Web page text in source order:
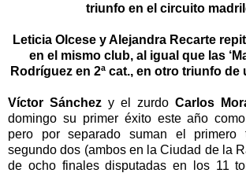
triunfo en el circuito
Leticia Olcese y Alejandra Recarte
en el mismo club, al igual que las ‘
Rodríguez en 2ª cat., en otro triunfo de
Víctor Sánchez y el zurdo Carlos
domingo su primer éxito este año
pero por separado suman el primero
segundo dos (ambos en la Ciudad de la
de ocho finales disputadas en los 11